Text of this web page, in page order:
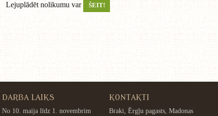
Lejuplādēt nolikumu var
ŠEIT!
DARBA LAIKS
No 10. maija līdz 1. novembrim
KONTAKTI
Braki, Ērgļu pagasts, Madonas